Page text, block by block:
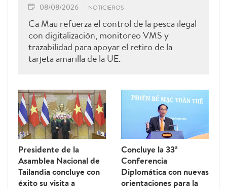
08/08/2026 NOTICIEROS
Ca Mau refuerza el control de la pesca ilegal
con digitalización, monitoreo VMS y
trazabilidad para apoyar el retiro de la
tarjeta amarilla de la UE.
Presidente de la
Asamblea Nacional de
Tailandia concluye con
éxito su visita a
Concluye la 33ª
Conferencia
Diplomática con nuevas
orientaciones para la